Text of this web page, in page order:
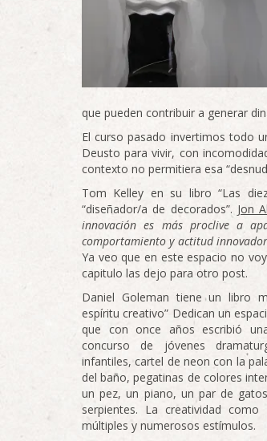
que pueden contribuir a generar
El curso pasado invertimos todo
Deusto para vivir, con
contexto no permitiera esa
Tom Kelley en su libro “Las
“diseñador/a de decorados”. Jon
innovación es más proclive a
comportamiento y actitud
Ya veo que en este espacio no
capitulo las dejo para otro post.
Daniel Goleman tiene un libro
espíritu creativo” Dedican un
que con once años escribió
concurso de jóvenes
infantiles, cartel de neon con la
del baño, pegatinas de colores
un pez, un piano, un par de
serpientes. La creatividad
múltiples y numerosos estímulos.